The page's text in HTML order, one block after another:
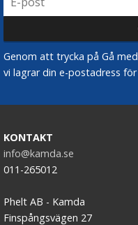
Genom att trycka på Gå
vi lagrar din e-postadress
KONTAKT
info@kamda.se
011-265012
Phelt AB - Kamda
Finspångsvägen 27